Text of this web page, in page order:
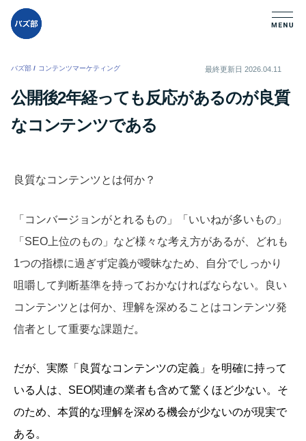
バズ部 / コンテンツマーケティング 最終更新日 2026.04.11
公開後2年経っても反応があるのが良質
なコンテンツである
良質なコンテンツとは何か？
「コンバージョンがとれるもの」「いいねが多いもの」
「SEO上位のもの」など様々な考え方があるが、どれも
1つの指標に過ぎず定義が曖昧なため、自分でしっかり
咀嚼して判断基準を持っておかなければならない。良い
コンテンツとは何か、理解を深めることはコンテンツ発
信者として重要な課題だ。
だが、実際「良質なコンテンツの定義」を明確に持って
いる人は、SEO関連の業者も含めて驚くほど少ない。そ
のため、本質的な理解を深める機会が少ないのが現実で
ある。